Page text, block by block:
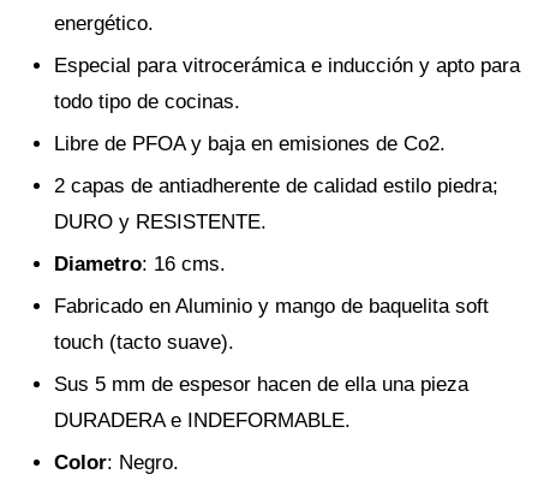
energético.
Especial para vitrocerámica e inducción y apto para
todo tipo de cocinas.
Libre de PFOA y baja en emisiones de Co2.
2 capas de antiadherente de calidad estilo piedra;
DURO y RESISTENTE.
Diametro: 16 cms.
Fabricado en Aluminio y mango de baquelita soft
touch (tacto suave).
Sus 5 mm de espesor hacen de ella una pieza
DURADERA e INDEFORMABLE.
Color: Negro.